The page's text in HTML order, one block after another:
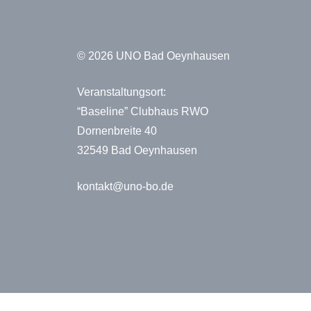
© 2026 UNO Bad Oeynhausen
Veranstaltungsort:
“Baseline” Clubhaus RWO
Dornenbreite 40
32549 Bad Oeynhausen
kontakt@uno-bo.de